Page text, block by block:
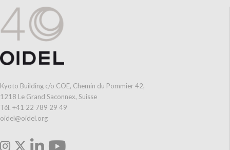
Kyoto Building c/o COE, Chemin du Pommier 42,
1218 Le Grand Saconnex, Suisse
Tél. +41 22 789 29 49
oidel@oidel.org